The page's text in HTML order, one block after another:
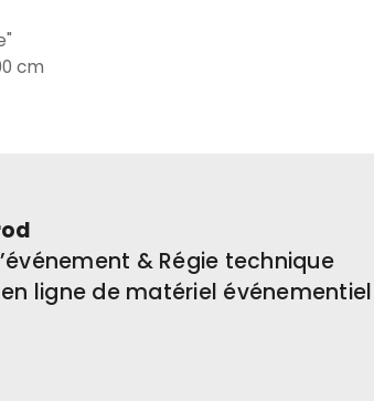
cm
& Régie technique
ligne de matériel événementiel